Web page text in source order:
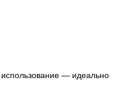
использование — идеально